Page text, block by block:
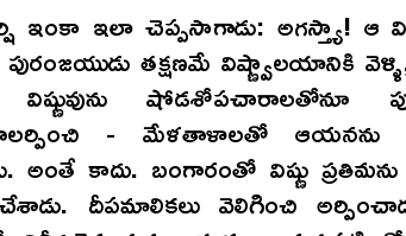
ఇంకా ఇలా చెప్పసాగాడు: అగస్త్యా! ఆ
తక్షణమే విష్ణ్వాలయానికి
షోడశోపచారాలతోనూ
- మేళతాళాలతో ఆయనను
అంతే కాదు. బంగారంతో విష్ణు
దీపమాలికలు వెలిగించి